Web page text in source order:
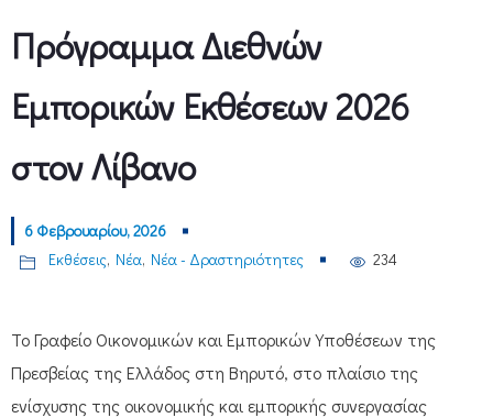
Πρόγραμμα Διεθνών
Εμπορικών Εκθέσεων 2026
στον Λίβανο
6 Φεβρουαρίου, 2026
Εκθέσεις, Νέα, Νέα - Δραστηριότητες 234
Το Γραφείο Οικονομικών και Εμπορικών Υποθέσεων της
Πρεσβείας της Ελλάδος στη Βηρυτό, στο πλαίσιο της
ενίσχυσης της οικονομικής και εμπορικής συνεργασίας